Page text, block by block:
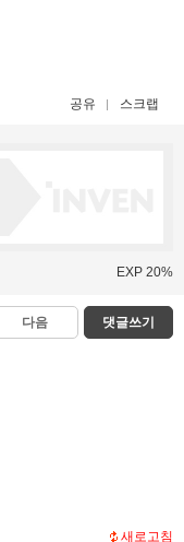
공유 스크랩
EXP 20%
다음 댓글쓰기
새로고침